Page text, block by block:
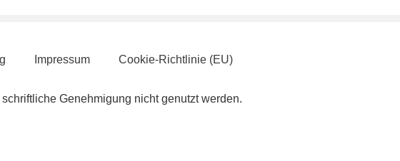
Impressum Cookie-Richtlinie (EU)
Genehmigung nicht genutzt werden.